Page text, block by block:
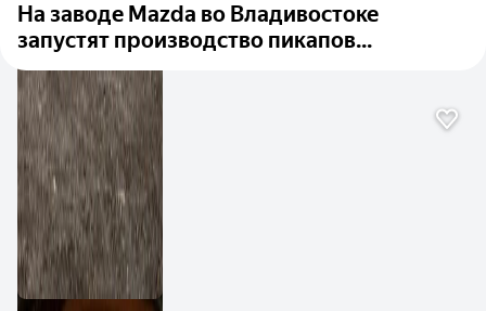
На заводе Mazda во Владивостоке
запустят производство пикапов...